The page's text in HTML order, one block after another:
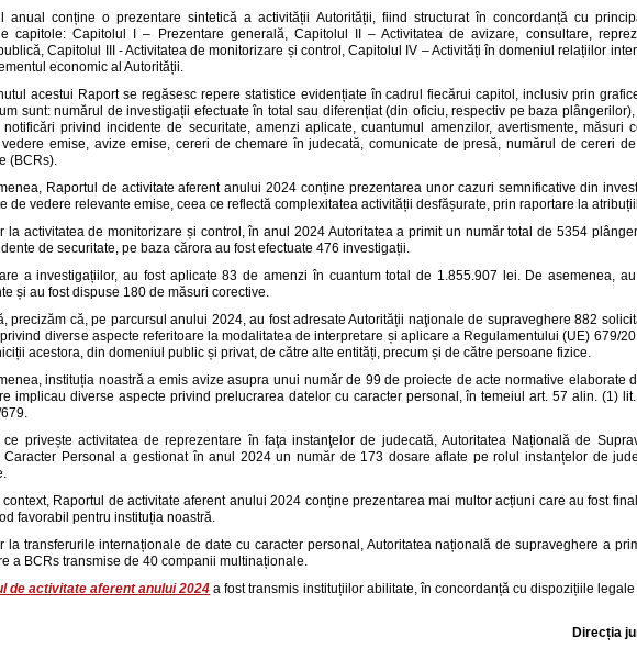
anual conține o prezentare sintetică a activității Autorității, fiind structurat în concordanță cu
capitole: Capitolul I – Prezentare generală, Capitolul II – Activitatea de avizare, consultare,
Capitolul III - Activitatea de monitorizare și control, Capitolul IV – Activități în domeniul relațiilor
economic al Autorității.
acestui Raport se regăsesc repere statistice evidențiate în cadrul fiecărui capitol, inclusiv prin
sunt: numărul de investigații efectuate în total sau diferențiat (din oficiu, respectiv pe baza
privind incidente de securitate, amenzi aplicate, cuantumul amenzilor, avertismente, măsuri
emise, avize emise, cereri de chemare în judecată, comunicate de presă, numărul de cereri
(BCRs).
Raportul de activitate aferent anului 2024 conține prezentarea unor cazuri semnificative din
de vedere relevante emise, ceea ce reflectă complexitatea activității desfășurate, prin raportare la
la activitatea de monitorizare și control, în anul 2024 Autoritatea a primit un număr total de 5354
de securitate, pe baza cărora au fost efectuate 476 investigații.
a investigațiilor, au fost aplicate 83 de amenzi în cuantum total de 1.855.907 lei. De asemenea,
și au fost dispuse 180 de măsuri corective.
precizăm că, pe parcursul anului 2024, au fost adresate Autorității naţionale de supraveghere 882
diverse aspecte referitoare la modalitatea de interpretare și aplicare a Regulamentului (UE) 679/
acestora, din domeniul public și privat, de către alte entități, precum și de către persoane fizice.
instituția noastră a emis avize asupra unui număr de 99 de proiecte de acte normative elaborate
implicau diverse aspecte privind prelucrarea datelor cu caracter personal, în temeiul art. 57 alin. (1)
ce privește activitatea de reprezentare în faţa instanţelor de judecată, Autoritatea Națională de
Caracter Personal a gestionat în anul 2024 un număr de 173 dosare aflate pe rolul instanțelor de
context, Raportul de activitate aferent anului 2024 conține prezentarea mai multor acțiuni care au fost
favorabil pentru instituția noastră.
la transferurile internaționale de date cu caracter personal, Autoritatea națională de supraveghere a
a BCRs transmise de 40 companii multinaționale.
de activitate aferent anului 2024 a fost transmis instituțiilor abilitate, în concordanță cu
Direcția